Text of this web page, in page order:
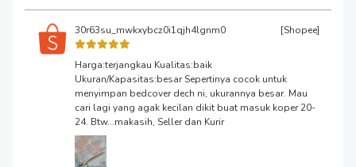
30r63su_mwkxybcz0i1qjh4lgnm0 [Shopee]
Harga:terjangkau Kualitas:baik
Ukuran/Kapasitas:besar Sepertinya cocok untuk
menyimpan bedcover dech ni, ukurannya besar. Mau
cari lagi yang agak kecilan dikit buat masuk koper 20-
24. Btw...makasih, Seller dan Kurir